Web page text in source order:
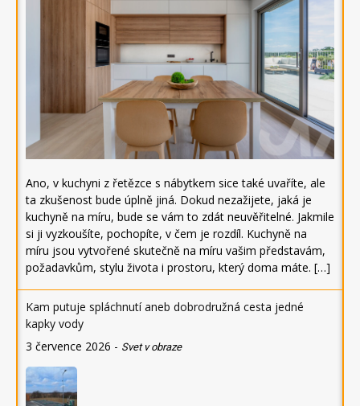
Ano, v kuchyni z řetězce s nábytkem sice také uvaříte, ale
ta zkušenost bude úplně jiná. Dokud nezažijete, jaká je
kuchyně na míru, bude se vám to zdát neuvěřitelné. Jakmile
si ji vyzkoušíte, pochopíte, v čem je rozdíl. Kuchyně na
míru jsou vytvořené skutečně na míru vašim představám,
požadavkům, stylu života i prostoru, který doma máte. […]
Kam putuje spláchnutí aneb dobrodružná cesta jedné
kapky vody
3 července 2026 - Svet v obraze